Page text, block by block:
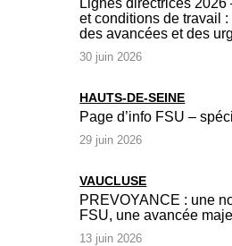
et conditions de travail
des avancées et des
30 juin 2026
HAUTS-DE-SEINE
Page d’info FSU –
29 juin 2026
VAUCLUSE
PREVOYANCE : une
FSU, une avancée
13 juin 2026